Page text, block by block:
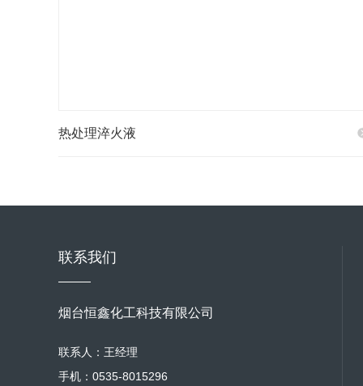
热处理淬火液
联系我们
烟台恒鑫化工科技有限公司
联系人：王经理
手机：0535-8015296